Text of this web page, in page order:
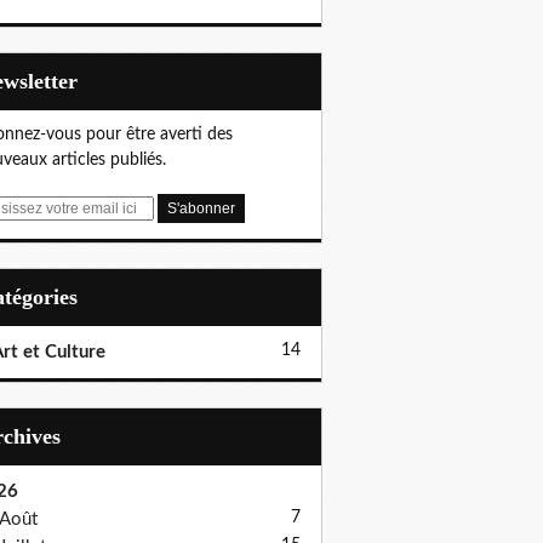
vous pour être averti des
articles publiés.
et Culture 14
Août
7